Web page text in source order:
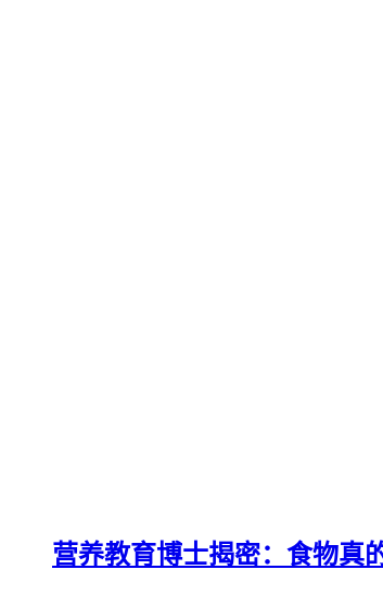
营养教育博士揭密：食物真